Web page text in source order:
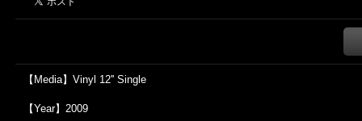
【Media】Vinyl 12'' Single
【Year】2009